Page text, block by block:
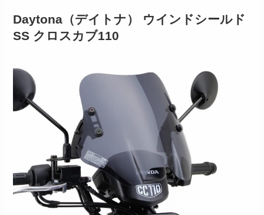
Daytona（デイトナ） ウインドシールド
SS クロスカブ110